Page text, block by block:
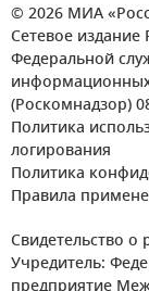
© 2026 МИА
Сетевое
Федеральной
(Роскомнадзор)
Политика
логирования
Политика
Правила
Свидетельство
Учредитель: